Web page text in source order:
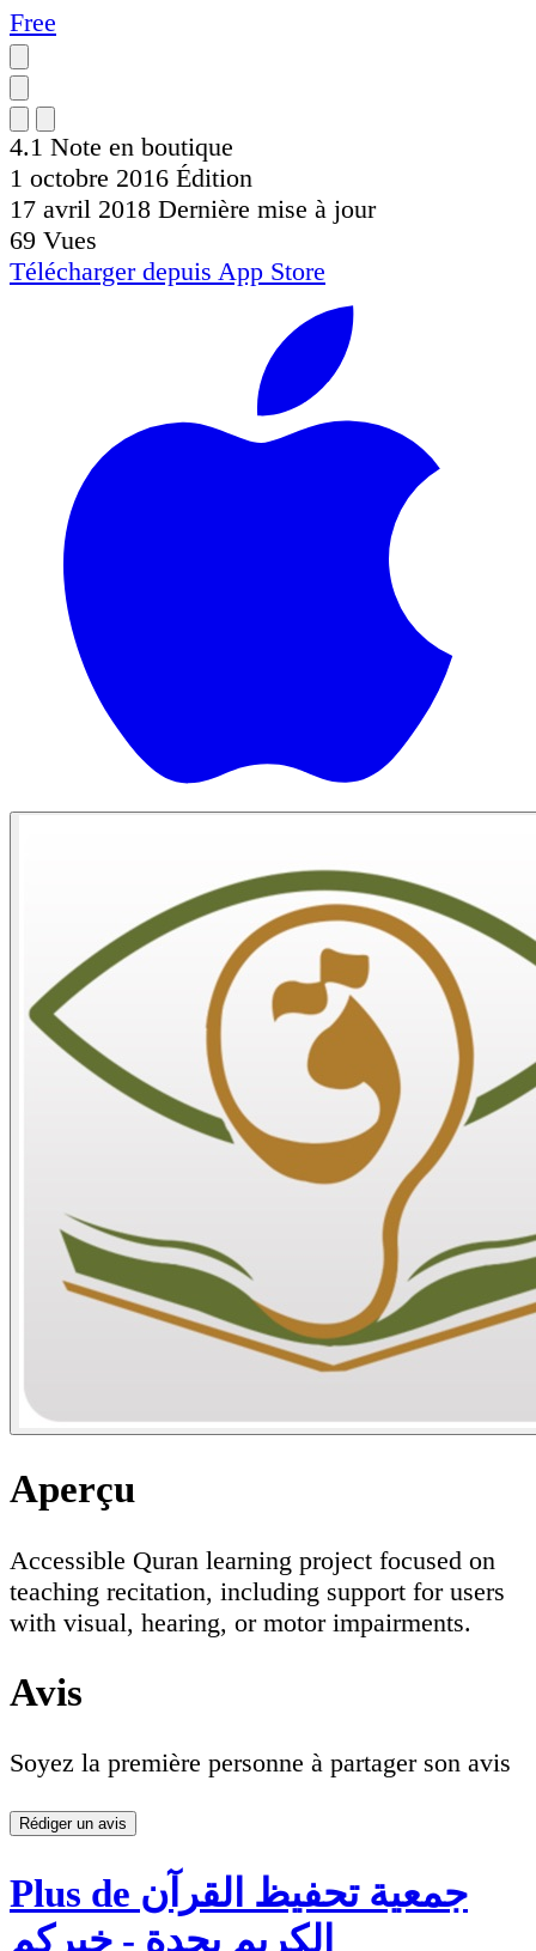
Free
4.1 Note en boutique
1 octobre 2016 Édition
17 avril 2018 Dernière mise à jour
69 Vues
Télécharger depuis App Store
Aperçu
Accessible Quran learning project focused on
teaching recitation, including support for users
with visual, hearing, or motor impairments.
Avis
Soyez la première personne à partager son avis
Rédiger un avis
Plus de جمعية تحفيظ القرآن
الكريم بجدة - خيركم